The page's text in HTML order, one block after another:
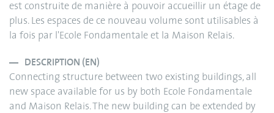
est construite de manière à pouvoir accueillir un étage de
plus. Les espaces de ce nouveau volume sont utilisables à
la fois par l'Ecole Fondamentale et la Maison Relais.
DESCRIPTION (EN)
Connecting structure between two existing buildings, all
new space available for us by both Ecole Fondamentale
and Maison Relais. The new building can be extended by